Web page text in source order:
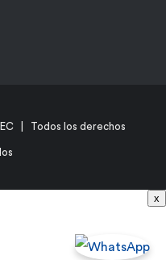
| Todos los derechos
x